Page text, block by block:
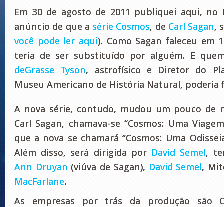
Em 30 de agosto de 2011 publiquei aqui, no
anúncio de que a série Cosmos, de Carl Sagan,
você pode ler aqui). Como Sagan faleceu em
teria de ser substituído por alguém. E
deGrasse Tyson, astrofísico e Diretor do
Museu Americano de História Natural, poderia
A nova série, contudo, mudou um pouco de
Carl Sagan, chamava-se “Cosmos: Uma
que a nova se chamará “Cosmos: Uma
Além disso, será dirigida por David Semel,
Ann Druyan (viúva de Sagan), David Semel,
MacFarlane.
As empresas por trás da produção são